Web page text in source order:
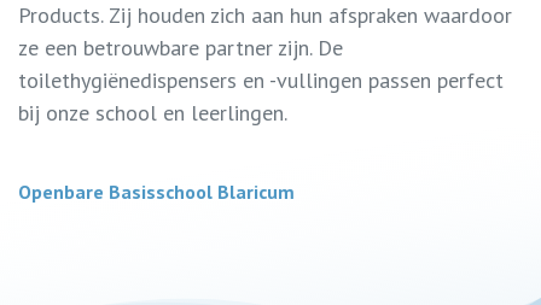
Products. Zij houden zich aan hun afspraken waardoor
ze een betrouwbare partner zijn. De
toilethygiënedispensers en -vullingen passen perfect
bij onze school en leerlingen.
Openbare Basisschool Blaricum